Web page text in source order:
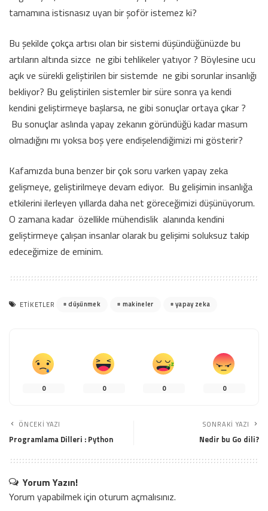
tamamına istisnasız uyan bir şoför istemez ki?
Bu şekilde çokça artısı olan bir sistemi düşündüğünüzde bu
artıların altında sizce ne gibi tehlikeler yatıyor ? Böylesine ucu
açık ve sürekli geliştirilen bir sistemde ne gibi sorunlar insanlığı
bekliyor? Bu geliştirilen sistemler bir süre sonra ya kendi
kendini geliştirmeye başlarsa, ne gibi sonuçlar ortaya çıkar ?
Bu sonuçlar aslında yapay zekanın göründüğü kadar masum
olmadığını mı yoksa boş yere endişelendiğimizi mi gösterir?
Kafamızda buna benzer bir çok soru varken yapay zeka
gelişmeye, geliştirilmeye devam ediyor. Bu gelişimin insanlığa
etkilerini ilerleyen yıllarda daha net göreceğimizi düşünüyorum.
O zamana kadar özellikle mühendislik alanında kendini
geliştirmeye çalışan insanlar olarak bu gelişimi soluksuz takip
edeceğimize de eminim.
ETIKETLER düşünmek makineler yapay zeka
0 0 0 0
ÖNCEKI YAZI
Programlama Dilleri : Python
SONRAKI YAZI
Nedir bu Go dili?
Yorum Yazın!
Yorum yapabilmek için oturum açmalısınız.